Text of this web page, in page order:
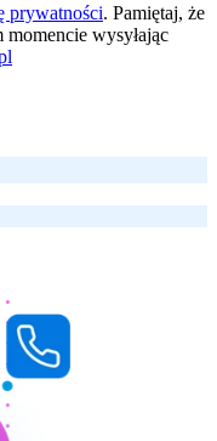
prywatności. Pamiętaj, że
wysyłając